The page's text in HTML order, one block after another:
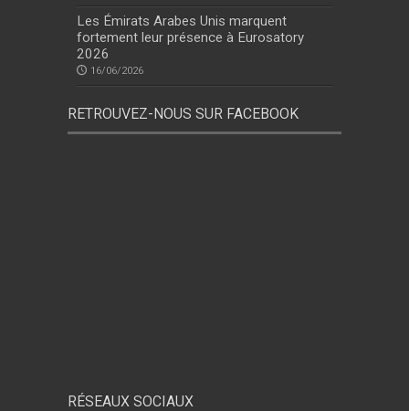
Les Émirats Arabes Unis marquent
fortement leur présence à Eurosatory
2026
16/06/2026
RETROUVEZ-NOUS SUR FACEBOOK
RÉSEAUX SOCIAUX